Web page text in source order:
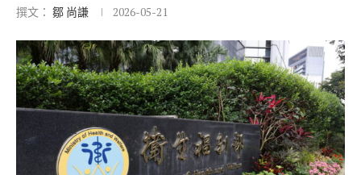
撰文： 鄒 尚謙 2026-05-21